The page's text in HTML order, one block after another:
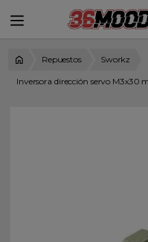
Repuestos Sworkz
Inversora dirección servo M3x30